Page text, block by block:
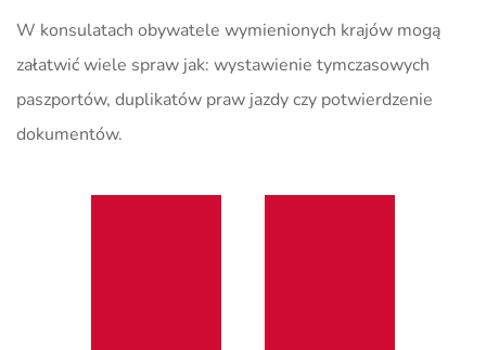
W konsulatach obywatele wymienionych krajów mogą
załatwić wiele spraw jak: wystawienie tymczasowych
paszportów, duplikatów praw jazdy czy potwierdzenie
dokumentów.